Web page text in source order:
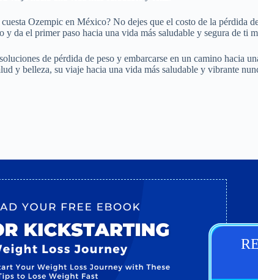
cuesta Ozempic en México? No dejes que el costo de la pérdida
da el primer paso hacia una vida más saludable y segura de ti
de pérdida de peso y embarcarse en un camino hacia
y belleza, su viaje hacia una vida más saludable y vibrante